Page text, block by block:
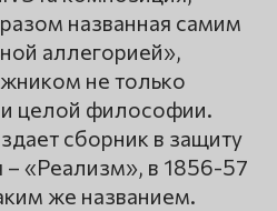
названная самим
аллегорией»,
не только
целой философии.
сборник в защиту
– «Реализм», в 1856-57
же названием.